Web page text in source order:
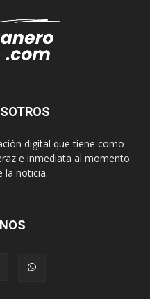
digital que tiene como
e inmediata al momento
la noticia.